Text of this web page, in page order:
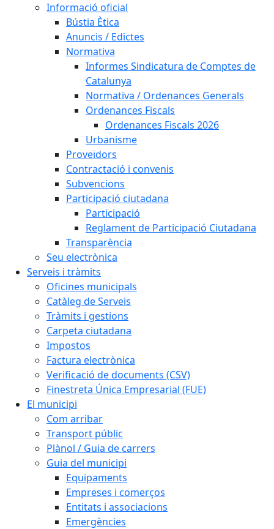
Informació oficial
Bústia Ètica
Anuncis / Edictes
Normativa
Informes Sindicatura de Comptes de
Catalunya
Normativa / Ordenances Generals
Ordenances Fiscals
Ordenances Fiscals 2026
Urbanisme
Proveïdors
Contractació i convenis
Subvencions
Participació ciutadana
Participació
Reglament de Participació Ciutadana
Transparència
Seu electrònica
Serveis i tràmits
Oficines municipals
Catàleg de Serveis
Tràmits i gestions
Carpeta ciutadana
Impostos
Factura electrònica
Verificació de documents (CSV)
Finestreta Única Empresarial (FUE)
El municipi
Com arribar
Transport públic
Plànol / Guia de carrers
Guia del municipi
Equipaments
Empreses i comerços
Entitats i associacions
Emergències